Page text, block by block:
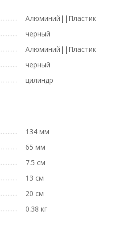
Алюминий||Пластик
черный
Алюминий||Пластик
черный
цилиндр
134 мм
65 мм
7.5 см
13 см
20 см
0.38 кг